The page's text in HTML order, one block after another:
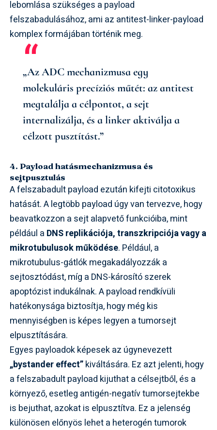
lebomlása szükséges a payload
felszabadulásához, ami az antitest-linker-payload
komplex formájában történik meg.
„Az ADC mechanizmusa egy
molekuláris precíziós műtét: az antitest
megtalálja a célpontot, a sejt
internalizálja, és a linker aktiválja a
célzott pusztítást.”
4. Payload hatásmechanizmusa és
sejtpusztulás
A felszabadult payload ezután kifejti citotoxikus
hatását. A legtöbb payload úgy van tervezve, hogy
beavatkozzon a sejt alapvető funkcióiba, mint
például a DNS replikációja, transzkripciója vagy a
mikrotubulusok működése. Például, a
mikrotubulus-gátlók megakadályozzák a
sejtosztódást, míg a DNS-károsító szerek
apoptózist indukálnak. A payload rendkívüli
hatékonysága biztosítja, hogy még kis
mennyiségben is képes legyen a tumorsejt
elpusztítására.
Egyes payloadok képesek az úgynevezett
„bystander effect”kiváltására. Ez azt jelenti, hogy
a felszabadult payload kijuthat a célsejtből, és a
környező, esetleg antigén-negatív tumorsejtekbe
is bejuthat, azokat is elpusztítva. Ez a jelenség
különösen előnyös lehet a heterogén tumorok